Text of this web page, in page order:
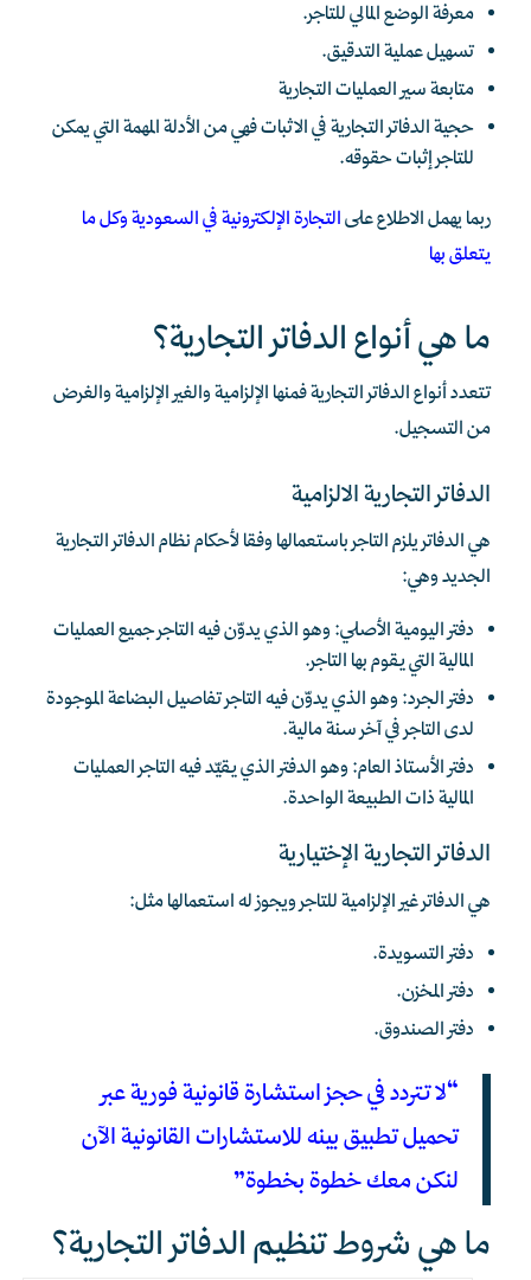
معرفة الوضع المالي للتاجر.
تسهيل عملية التدقيق.
متابعة سير العمليات التجارية
حجية الدفاتر التجارية في الاثبات فهي من الأدلة المهمة التي يمكن
للتاجر إثبات حقوقه.
ربما يهمل الاطلاع علىالتجارة الإلكترونية في السعودية وكل ما
يتعلق بها
ما هي أنواع الدفاتر التجارية؟
تتعدد أنواع الدفاتر التجارية فمنها الإلزامية والغير الإلزامية والغرض
من التسجيل.
الدفاتر التجارية الالزامية
هي الدفاتر يلزم التاجر باستعمالها وفقا لأحكام نظام الدفاتر التجارية
الجديد وهي:
دفتر اليومية الأصلي: وهو الذي يدوّن فيه التاجر جميع العمليات
المالية التي يقوم بها التاجر.
دفتر الجرد: وهو الذي يدوّن فيه التاجر تفاصيل البضاعة الموجودة
لدى التاجر في آخر سنة مالية.
دفتر الأستاذ العام: وهو الدفتر الذي يقيّد فيه التاجر العمليات
المالية ذات الطبيعة الواحدة.
الدفاتر التجارية الإختيارية
هي الدفاتر غير الإلزامية للتاجر ويجوز له استعمالها مثل:
دفتر التسويدة.
دفتر المخزن.
دفتر الصندوق.
“لا تتردد في حجز استشارة قانونية فورية عبر
تحميل تطبيق بينه للاستشارات القانونية الآن
لنكن معك خطوة بخطوة”
ما هي شروط تنظيم الدفاتر التجارية؟